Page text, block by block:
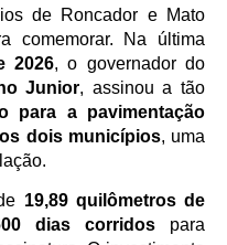
de Roncador e Mato
comemorar. Na última
2026, o governador do
Junior, assinou a tão
para a pavimentação
dois municípios, uma
19,89 quilômetros de
dias corridos para